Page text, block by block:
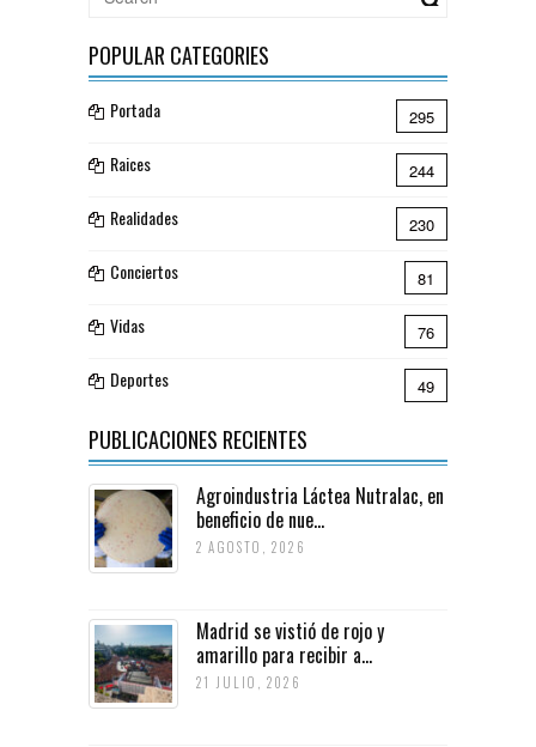
POPULAR CATEGORIES
Portada 295
Raices 244
Realidades 230
Conciertos 81
Vidas 76
Deportes 49
PUBLICACIONES RECIENTES
Agroindustria Láctea Nutralac, en
beneficio de nue...
2 AGOSTO, 2026
Madrid se vistió de rojo y
amarillo para recibir a...
21 JULIO, 2026